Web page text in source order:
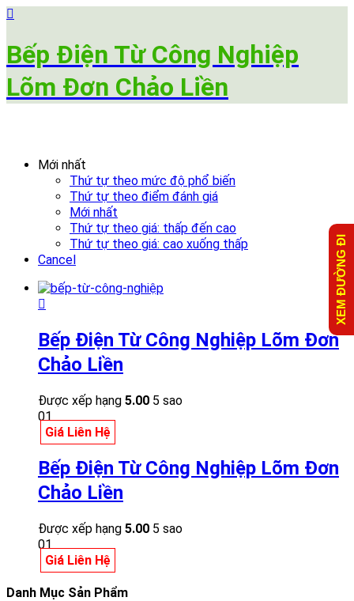
Bếp Điện Từ Công Nghiệp
Lõm Đơn Chảo Liền
Mới nhất
Thứ tự theo mức độ phổ biến
Thứ tự theo điểm đánh giá
Mới nhất
Thứ tự theo giá: thấp đến cao
Thứ tự theo giá: cao xuống thấp
Cancel
Bếp Điện Từ Công Nghiệp Lõm Đơn
Chảo Liền
Được xếp hạng 5.00 5 sao
01
Giá Liên Hệ
Bếp Điện Từ Công Nghiệp Lõm Đơn
Chảo Liền
Được xếp hạng 5.00 5 sao
01
Giá Liên Hệ
Danh Mục Sản Phẩm
XEM ĐƯỜNG ĐI